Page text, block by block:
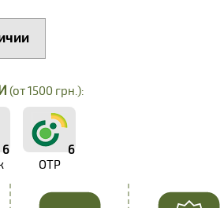
(от 1500 грн.):
6
6
OTP